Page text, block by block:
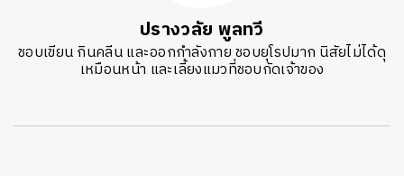
ปรางวลัย พูลทวี
ชอบเขียน กินคลีน และออกกำลังกาย ชอบยุโรปมาก นิสัยไม่ได้ดุ
เหมือนหน้า และเลี้ยงแมวที่ชอบกัดเจ้าของ